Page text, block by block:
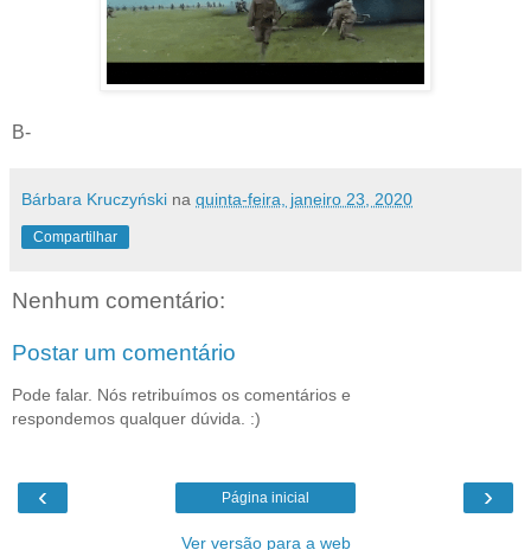
B-
Bárbara Kruczyński na quinta-feira, janeiro 23, 2020
Compartilhar
Nenhum comentário:
Postar um comentário
Pode falar. Nós retribuímos os comentários e
respondemos qualquer dúvida. :)
‹ ›
Página inicial
Ver versão para a web